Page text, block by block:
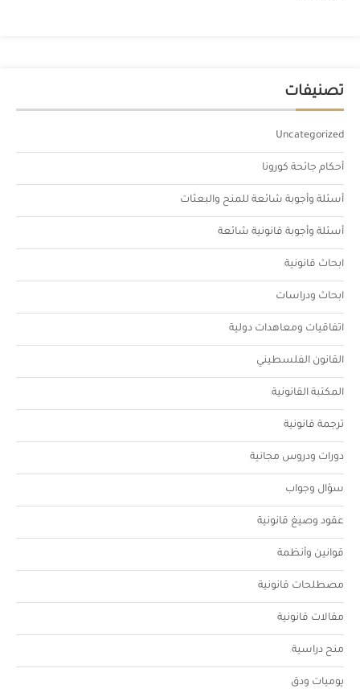
تصنيفات
Uncategorized
أحكام جائحة كورونا
أسئلة وأجوبة شائعة للمنح والبعثات
أسئلة وأجوبة قانونية شائعة
ابحاث قانونية
ابحاث ودراسات
اتفاقيات ومعاهدات دولية
القانون الفلسطيني
المكتبة القانونية
ترجمة قانونية
دورات ودروس مجانية
سؤال وجواب
عقود وصيغ قانونية
قوانين وأنظمة
مصطلحات قانونية
مقالات قانونية
منح دراسية
يوميات ودق